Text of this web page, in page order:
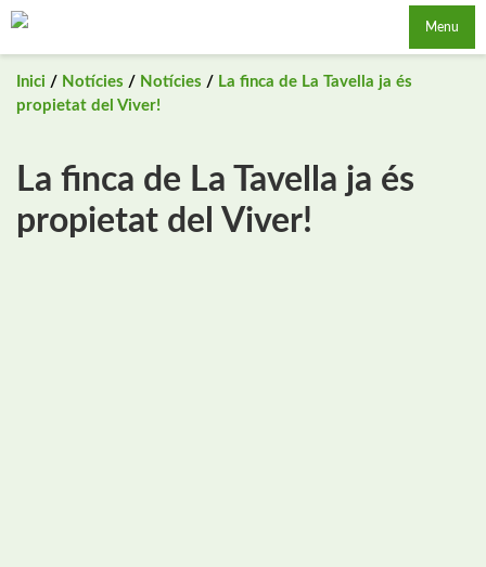
Saltar
Menu
Inici / Notícies / Notícies / La finca de La Tavella ja és
propietat del Viver!
La finca de La Tavella ja és
propietat del Viver!